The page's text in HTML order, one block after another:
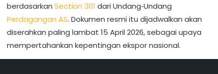
berdasarkan Section 301 dari Undang‑Undang
Perdagangan AS. Dokumen resmi itu dijadwalkan akan
diserahkan paling lambat 15 April 2026, sebagai upaya
mempertahankan kepentingan ekspor nasional.